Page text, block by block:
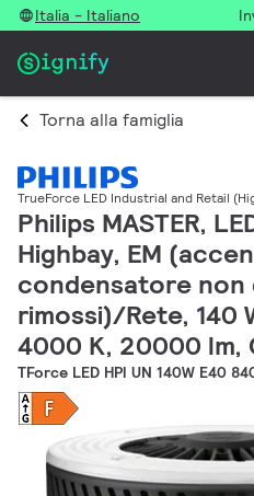
Italia - Italiano
Torna alla famiglia
TrueForce LED Industrial and Retail
Philips MASTER,
Highbay, EM
condensatore non
rimossi)/Rete, 140
4000 K, 20000 lm,
TForce LED HPI UN 140W E40